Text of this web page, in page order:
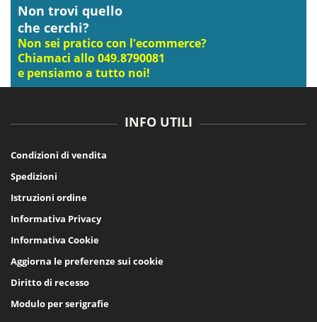
Non trovi quello
che cerchi?
Non sei pratico con l'ecommerce?
Chiamaci allo 049.8790081
e pensiamo a tutto noi!
INFO UTILI
Condizioni di vendita
Spedizioni
Istruzioni ordine
Informativa Privacy
Informativa Cookie
Aggiorna le preferenze sui cookie
Diritto di recesso
Modulo per serigrafie